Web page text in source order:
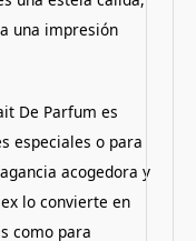
una impresión
De Parfum es
especiales o para
acogedora y
lo convierte en
como para